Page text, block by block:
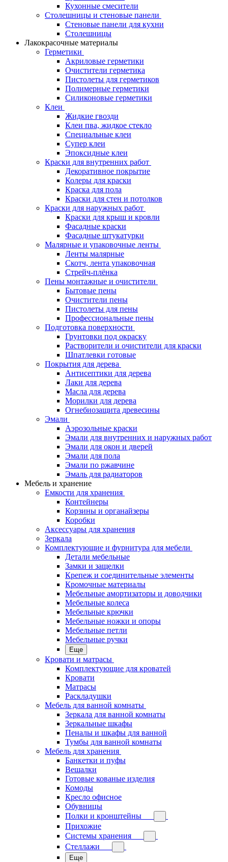
Кухонные смесители
Столешницы и стеновые панели
Стеновые панели для кухни
Столешницы
Лакокрасочные материалы
Герметики
Акриловые герметики
Очистители герметика
Пистолеты для герметиков
Полимерные герметики
Силиконовые герметики
Клеи
Жидкие гвозди
Клеи пва, жидкое стекло
Специальные клеи
Супер клеи
Эпоксидные клеи
Краски для внутренних работ
Декоративное покрытие
Колеры для краски
Краска для пола
Краски для стен и потолков
Краски для наружных работ
Краски для крыш и кровли
Фасадные краски
Фасадные штукатурки
Малярные и упаковочные ленты
Ленты малярные
Скотч, лента упаковочная
Стрейч-плёнка
Пены монтажные и очистители
Бытовые пены
Очистители пены
Пистолеты для пены
Профессиональные пены
Подготовка поверхности
Грунтовки под окраску
Растворители и очистители для краски
Шпатлевки готовые
Покрытия для дерева
Антисептики для дерева
Лаки для дерева
Масла для дерева
Морилки для дерева
Огнебиозащита древесины
Эмали
Аэрозольные краски
Эмали для внутренних и наружных работ
Эмали для окон и дверей
Эмали для пола
Эмали по ржавчине
Эмаль для радиаторов
Мебель и хранение
Емкости для хранения
Контейнеры
Корзины и органайзеры
Коробки
Аксессуары для хранения
Зеркала
Комплектующие и фурнитура для мебели
Детали мебельные
Замки и защелки
Крепеж и соединительные элементы
Кромочные материалы
Мебельные амортизаторы и доводчики
Мебельные колеса
Мебельные крючки
Мебельные ножки и опоры
Мебельные петли
Мебельные ручки
Еще
Кровати и матрасы
Комплектующие для кроватей
Кровати
Матрасы
Раскладушки
Мебель для ванной комнаты
Зеркала для ванной комнаты
Зеркальные шкафы
Пеналы и шкафы для ванной
Тумбы для ванной комнаты
Мебель для хранения
Банкетки и пуфы
Вешалки
Готовые кованые изделия
Комоды
Кресло офисное
Обувницы
Полки и кронштейны
Прихожие
Системы хранения
Стеллажи
Еще